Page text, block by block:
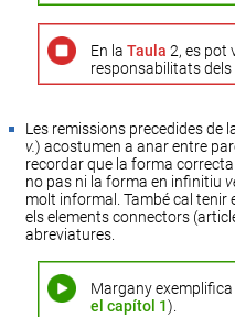
En la Taula 2, es pot
responsabilitats dels
Les remissions precedides de
v.) acostumen a anar entre
recordar que la forma
no pas ni la forma en infinitiu
molt informal. També cal tenir
els elements connectors
abreviatures.
Margany
el capítol 1).